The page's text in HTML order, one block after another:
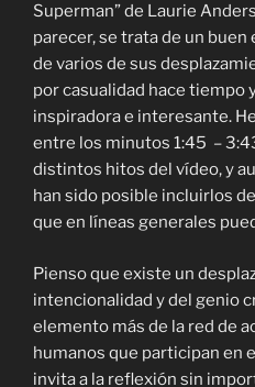
Superman” de Laurie
parecer, se trata de un
de varios de sus
por casualidad hace tiempo
inspiradora e interesante.
entre los minutos 1:45 –
distintos hitos del vídeo, y
han sido posible incluirlos
que en líneas generales
Pienso que existe un
intencionalidad y del genio
elemento más de la red de
humanos que participan en
invita a la reflexión sin